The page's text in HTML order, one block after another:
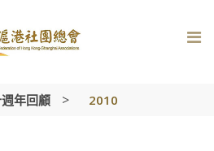
年回顧 > 2010